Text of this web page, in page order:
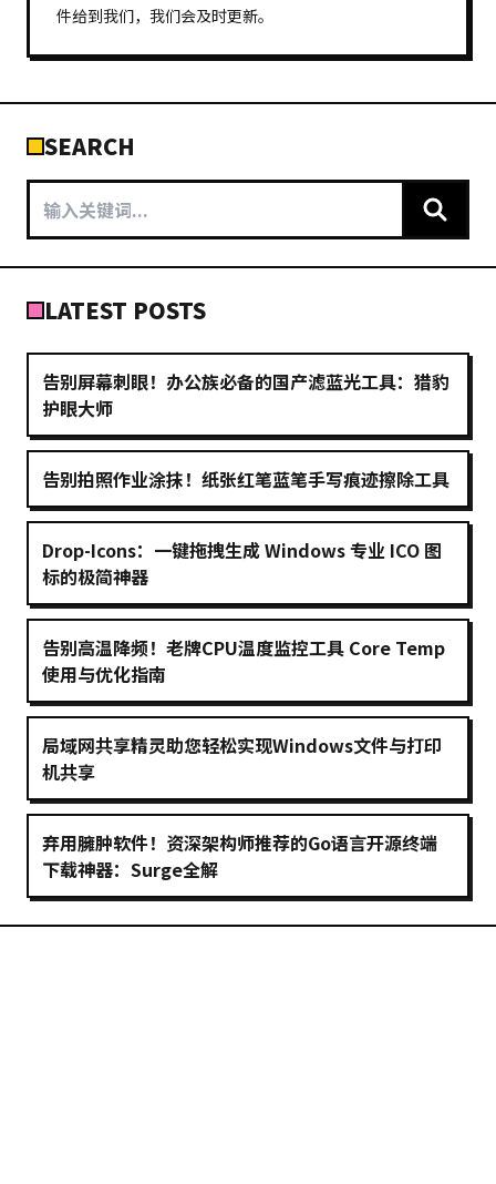
件给到我们，我们会及时更新。
SEARCH
LATEST POSTS
告别屏幕刺眼！办公族必备的国产滤蓝光工具：猎豹
护眼大师
告别拍照作业涂抹！纸张红笔蓝笔手写痕迹擦除工具
Drop-Icons：一键拖拽生成 Windows 专业 ICO 图
标的极简神器
告别高温降频！老牌CPU温度监控工具 Core Temp
使用与优化指南
局域网共享精灵助您轻松实现Windows文件与打印
机共享
弃用臃肿软件！资深架构师推荐的Go语言开源终端
下载神器：Surge全解